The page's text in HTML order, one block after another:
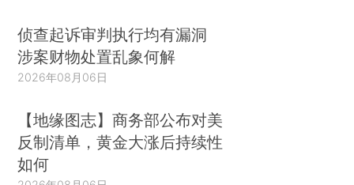
侦查起诉审判执行均有漏洞
涉案财物处置乱象何解
2026年08月06日
【地缘图志】商务部公布对美
反制清单，黄金大涨后持续性
如何